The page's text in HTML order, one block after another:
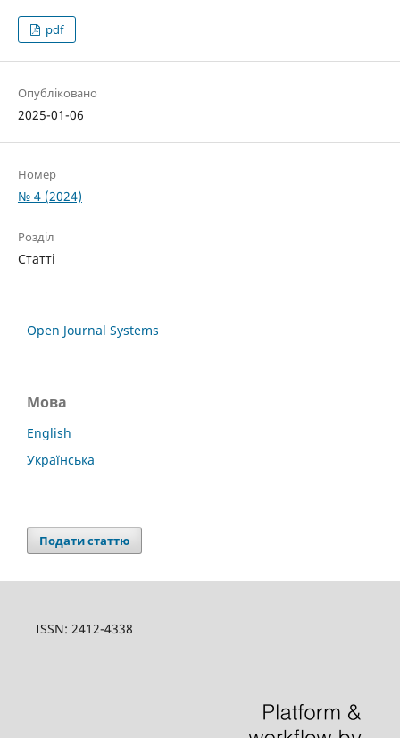
pdf
Опубліковано
2025-01-06
Номер
№ 4 (2024)
Розділ
Статті
Open Journal Systems
Мова
English
Українська
Подати статтю
ISSN: 2412-4338